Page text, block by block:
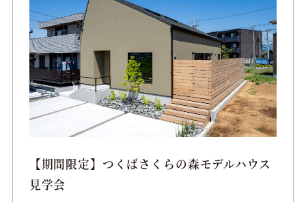
【期間限定】つくばさくらの森モデルハウス
見学会